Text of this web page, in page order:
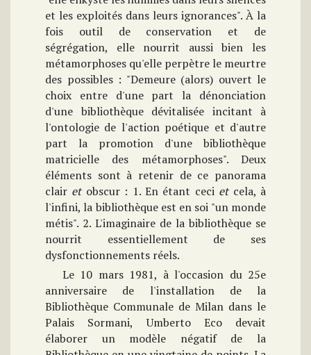
et les exploités dans leurs ignorances". À la
fois outil de conservation et de
ségrégation, elle nourrit aussi bien les
métamorphoses qu'elle perpètre le meurtre
des possibles : "Demeure (alors) ouvert le
choix entre d'une part la dénonciation
d'une bibliothèque dévitalisée incitant à
l'ontologie de l'action poétique et d'autre
part la promotion d'une bibliothèque
matricielle des métamorphoses". Deux
éléments sont à retenir de ce panorama
clair etobscur : 1. En étant ceci etcela, à
l'infini, la bibliothèque est en soi "un monde
métis". 2. L'imaginaire de la bibliothèque se
nourrit essentiellement de ses
dysfonctionnements réels.
Le 10 mars 1981, à l'occasion du 25e
anniversaire de l'installation de la
Bibliothèque Communale de Milan dans le
Palais Sormani, Umberto Eco devait
élaborer un modèle négatif de la